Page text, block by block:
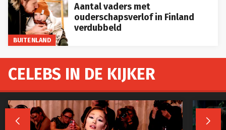
BUITENLAND
Aantal vaders met
ouderschapsverlof in Finland
verdubbeld
CELEBS IN DE KIJKER
 